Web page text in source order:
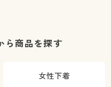
ら商品を探す
女性下着